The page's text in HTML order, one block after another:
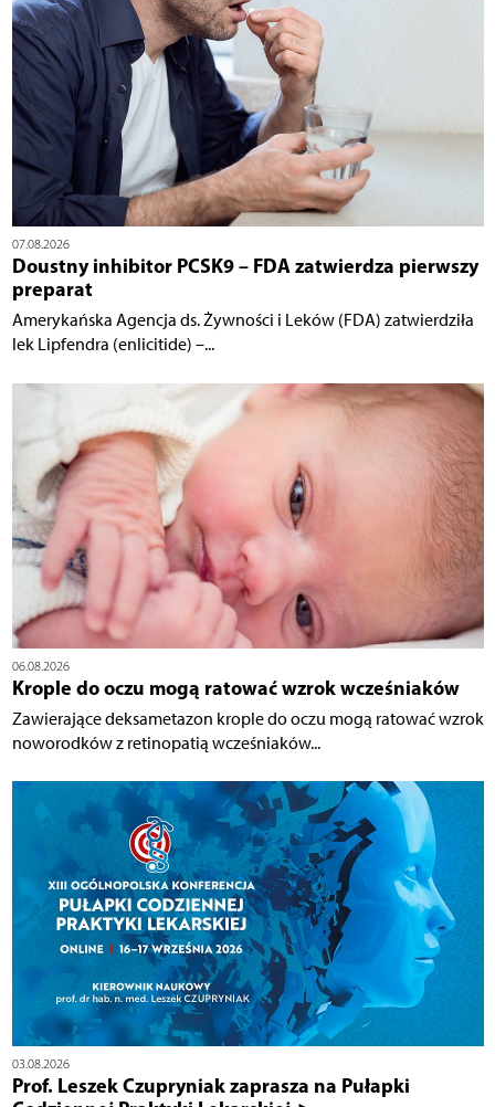
07.08.2026
Doustny inhibitor PCSK9 – FDA zatwierdza pierwszy
preparat
Amerykańska Agencja ds. Żywności i Leków (FDA) zatwierdziła
lek Lipfendra (enlicitide) –...
06.08.2026
Krople do oczu mogą ratować wzrok wcześniaków
Zawierające deksametazon krople do oczu mogą ratować wzrok
noworodków z retinopatią wcześniaków...
03.08.2026
Prof. Leszek Czupryniak zaprasza na Pułapki